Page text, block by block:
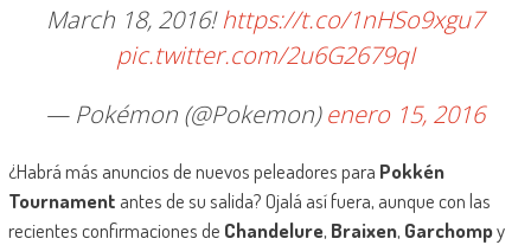
March 18, 2016!https://t.co/1nHSo9xgu7
pic.twitter.com/2u6G2679qI
— Pokémon (@Pokemon)enero 15, 2016
¿Habrá más anuncios de nuevos peleadores para Pokkén
Tournament antes de su salida? Ojalá así fuera, aunque con las
recientes confirmaciones de Chandelure, Braixen, Garchompy